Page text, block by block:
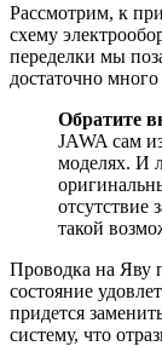
Рассмотрим, к
схему
переделки мы
достаточно
Обратите
JAWA сам
моделях. И
отсутствие
такой
Проводка на Яву
состояние
придется
систему, что